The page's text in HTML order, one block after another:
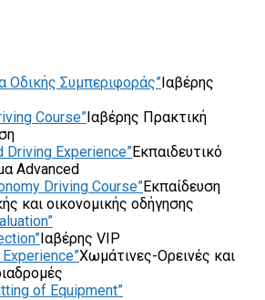
Οδικής Συμπεριφοράς”Ιαβέρης
Course”Ιαβέρης Πρακτική
Driving Experience”Εκπαιδευτικό
Advanced
Driving Course”Εκπαίδευση
και οικονομικής οδήγησης
Ιαβέρης VIP
Χωμάτινες-Ορεινές και
of Equipment”